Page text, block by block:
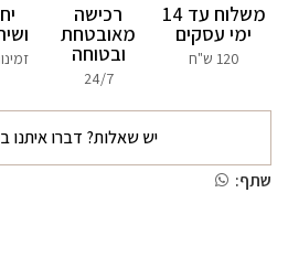
משלוח עד 14
ימי עסקים
120 ש"ח
רכישה
מאובטחת
ובטוחה
24/7
יש שאלות? דברו איתנו
שתף: